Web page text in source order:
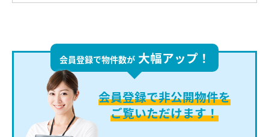
会員登録で物件数が 大幅アップ！
会員登録で非公開物件を
ご覧いただけます！